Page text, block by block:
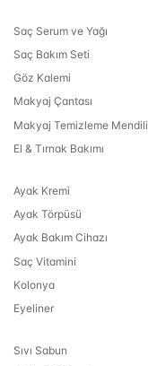
Saç Serum ve Yağı
Saç Bakım Seti
Göz Kalemi
Makyaj Çantası
Makyaj Temizleme Mendili
El & Tırnak Bakımı
Ayak Kremi
Ayak Törpüsü
Ayak Bakım Cihazı
Saç Vitamini
Kolonya
Eyeliner
Sıvı Sabun